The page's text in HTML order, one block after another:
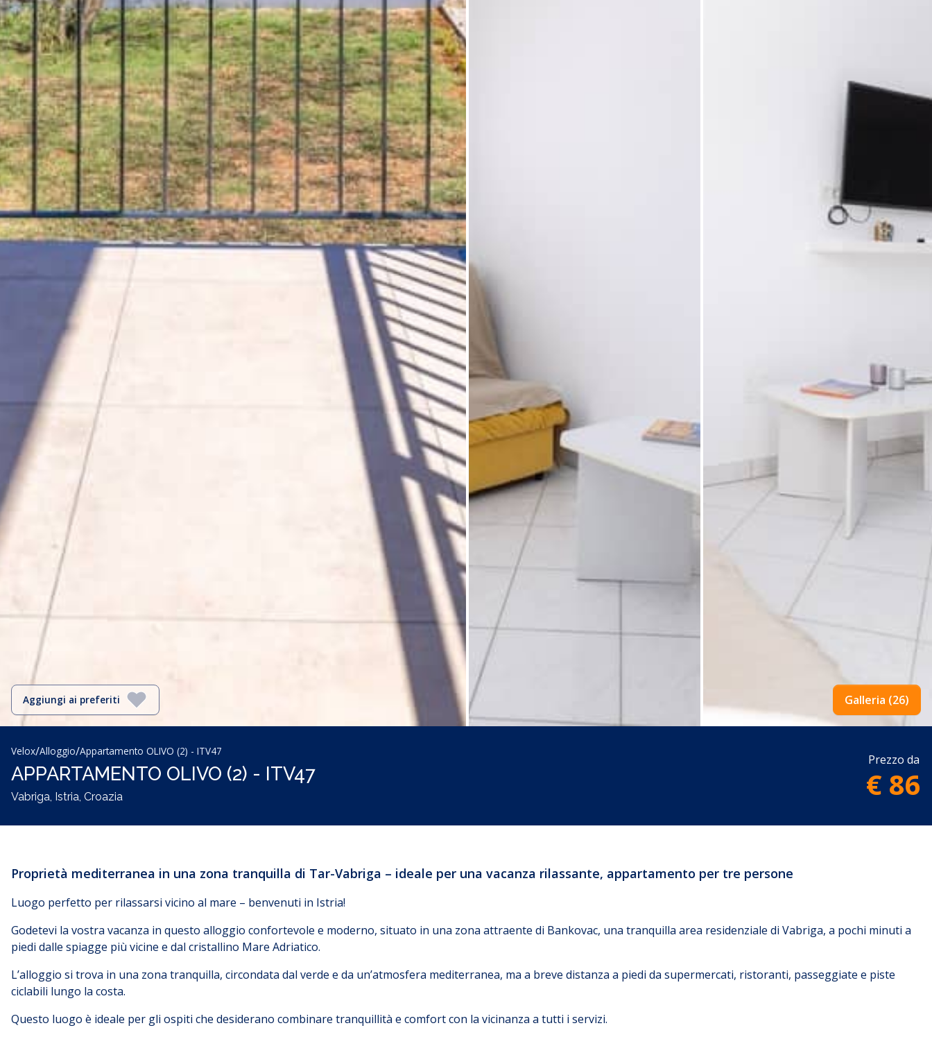
Aggiungi ai preferiti Galleria (26)
Velox/Alloggio/Appartamento OLIVO (2) - ITV47
APPARTAMENTO OLIVO (2) - ITV47
Vabriga, Istria, Croazia
Prezzo da
€ 86
Proprietà mediterranea in una zona tranquilla di Tar-Vabriga – ideale per una vacanza rilassante, appartamento per tre persone
Luogo perfetto per rilassarsi vicino al mare – benvenuti in Istria!
Godetevi la vostra vacanza in questo alloggio confortevole e moderno, situato in una zona attraente di Bankovac, una tranquilla area residenziale di Vabriga, a pochi minuti a
piedi dalle spiagge più vicine e dal cristallino Mare Adriatico.
L’alloggio si trova in una zona tranquilla, circondata dal verde e da un’atmosfera mediterranea, ma a breve distanza a piedi da supermercati, ristoranti, passeggiate e piste
ciclabili lungo la costa.
Questo luogo è ideale per gli ospiti che desiderano combinare tranquillità e comfort con la vicinanza a tutti i servizi.